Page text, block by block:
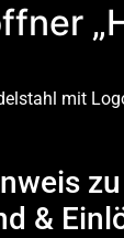
mit
zu
&